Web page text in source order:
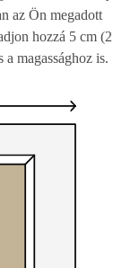
az Ön megadott
hozzá 5 cm (2
a magassághoz is.